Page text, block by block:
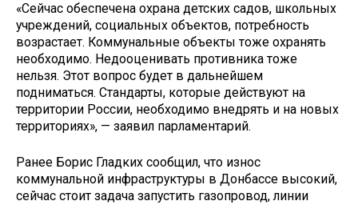
«Сейчас обеспечена охрана детских садов, школьных
учреждений, социальных объектов, потребность
возрастает. Коммунальные объекты тоже охранять
необходимо. Недооценивать противника тоже
нельзя. Этот вопрос будет в дальнейшем
подниматься. Стандарты, которые действуют на
территории России, необходимо внедрять и на новых
территориях», — заявил парламентарий.
Ранее Борис Гладких сообщил, что износ
коммунальной инфраструктуры в Донбассе высокий,
сейчас стоит задача запустить газопровод, линии